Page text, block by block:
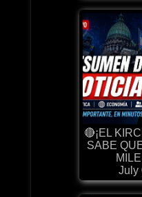
🔴¡EL
SABE
July